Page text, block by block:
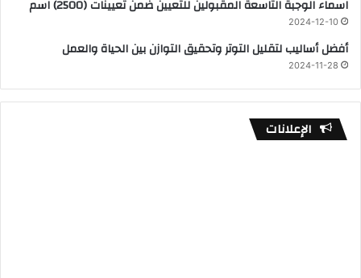
اسماء الوجبة التاسعة المقبولين للتعيين ضمن تعيينات (2500) اسم
2024-12-10
أفضل أساليب لتقليل التوتر وتحقيق التوازن بين الحياة والعمل
2024-11-28
الإعلانات